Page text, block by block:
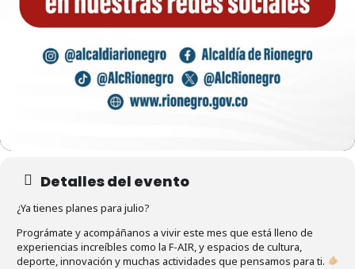
Detalles del evento
¿Ya tienes planes para julio?
Prográmate y acompáñanos a vivir este mes que está lleno de
experiencias increíbles como la F-AIR, y espacios de cultura,
deporte, innovación y muchas actividades que pensamos para ti.